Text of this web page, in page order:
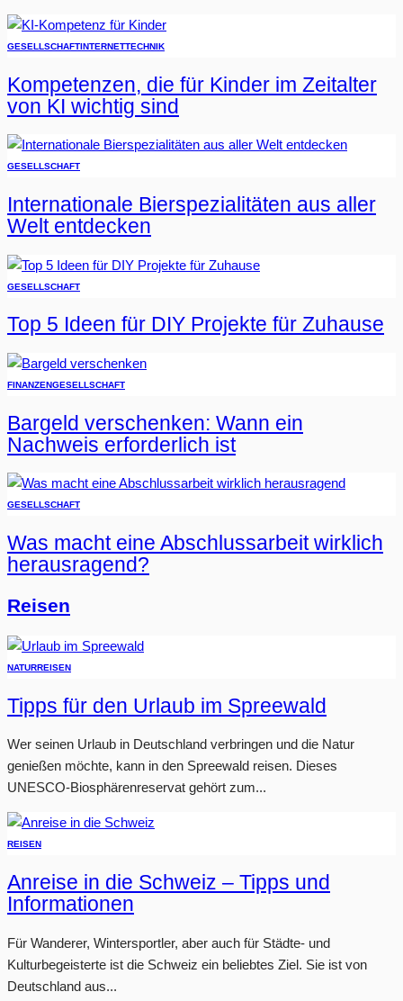
GESELLSCHAFTINTERNETTECHNIK
Kompetenzen, die für Kinder im Zeitalter
von KI wichtig sind
GESELLSCHAFT
Internationale Bierspezialitäten aus aller
Welt entdecken
GESELLSCHAFT
Top 5 Ideen für DIY Projekte für Zuhause
FINANZENGESELLSCHAFT
Bargeld verschenken: Wann ein
Nachweis erforderlich ist
GESELLSCHAFT
Was macht eine Abschlussarbeit wirklich
herausragend?
Reisen
NATURREISEN
Tipps für den Urlaub im Spreewald
Wer seinen Urlaub in Deutschland verbringen und die Natur
genießen möchte, kann in den Spreewald reisen. Dieses
UNESCO-Biosphärenreservat gehört zum...
REISEN
Anreise in die Schweiz – Tipps und
Informationen
Für Wanderer, Wintersportler, aber auch für Städte- und
Kulturbegeisterte ist die Schweiz ein beliebtes Ziel. Sie ist von
Deutschland aus...